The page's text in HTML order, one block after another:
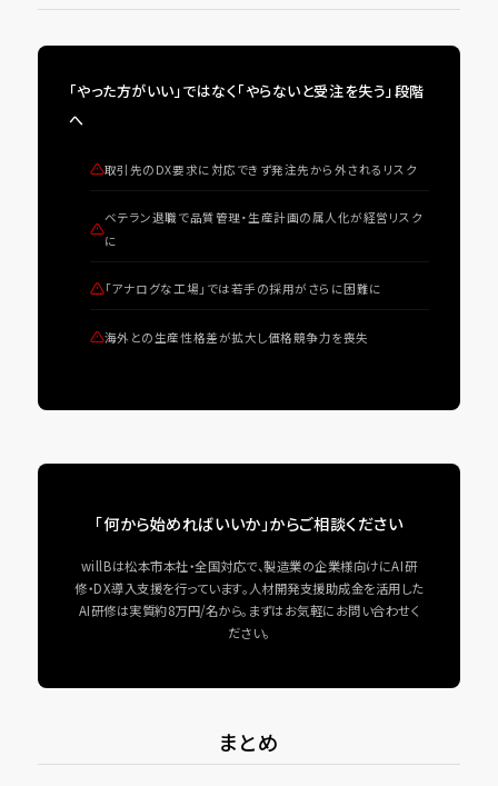
「やった方がいい」ではなく「やらないと受注を失う」段階
へ
取引先のDX要求に対応できず発注先から外されるリスク
ベテラン退職で品質管理・生産計画の属人化が経営リスク
に
「アナログな工場」では若手の採用がさらに困難に
海外との生産性格差が拡大し価格競争力を喪失
「何から始めればいいか」からご相談ください
willBは松本市本社・全国対応で、製造業の企業様向けにAI研
修・DX導入支援を行っています。人材開発支援助成金を活用した
AI研修は実質約8万円/名から。まずはお気軽にお問い合わせく
ださい。
まとめ